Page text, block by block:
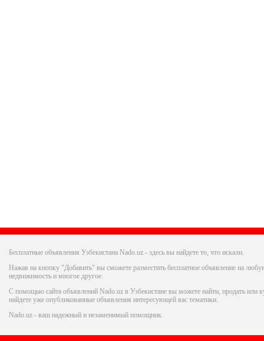
Бесплатные объявления Узбекистана Nado.uz - здесь вы найдете то, что искали.
Нажав на кнопку "Добавить" вы сможете разместить бесплатное объявление на
недвижимость и многое другое.
С помощью сайта объявлений Nado.uz в Узбекистане вы можете найти, продать или
найдете уже опубликованные объявления интересующей вас тематики.
Nado.uz - ваш надежный и незаменимый помощник.